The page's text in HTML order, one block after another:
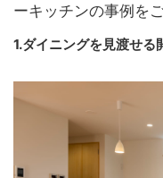
ーキッチンの事例を
1.ダイニングを見渡せ